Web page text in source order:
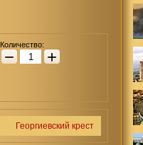
Количество:
− +
Георгиевский крест